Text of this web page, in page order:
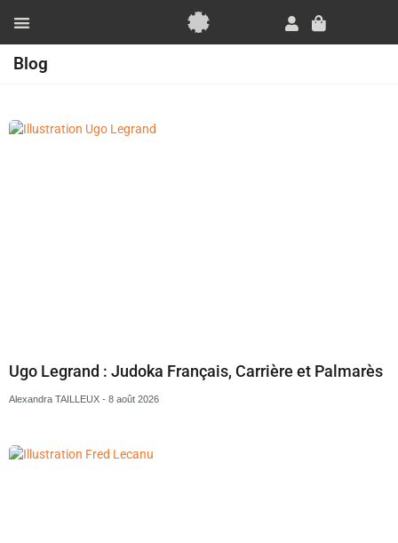
contenu
Panier
Blog
Ugo Legrand : Judoka Français, Carrière et Palmarès
Alexandra TAILLEUX 8 août 2026